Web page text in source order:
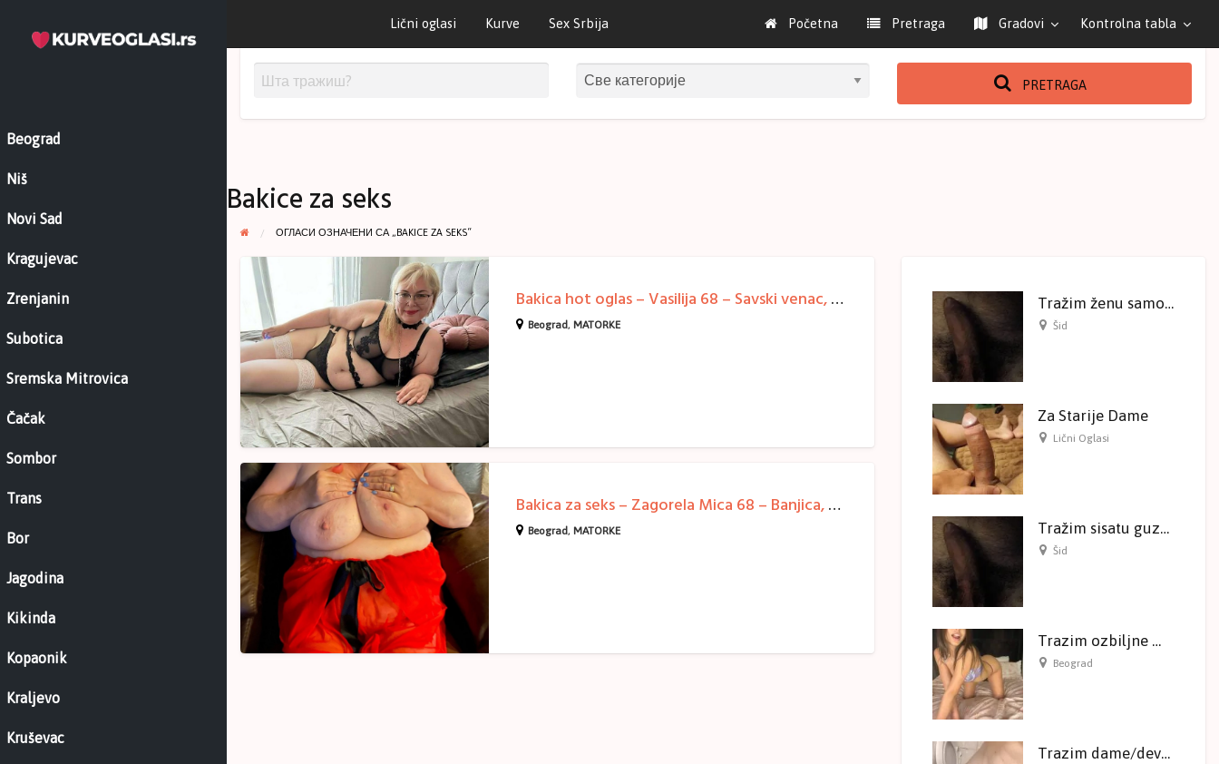
Beograd
Niš
Novi Sad
Kragujevac
Zrenjanin
Subotica
Sremska Mitrovica
Čačak
Sombor
Trans
Bor
Jagodina
Kikinda
Kopaonik
Kraljevo
Kruševac
Lični oglasi Kurve Sex Srbija Početna Pretraga Gradovi Kontrolna tabla
PRETRAGA
Bakice za seks
ОГЛАСИ ОЗНАЧЕНИ СА „BAKICE ZA SEKS“
Bakica
hot
oglas
–
Vasilija
68
–
Savski
venac,
Beograd
Bakica hot oglas – Vasilija 68 – Savski venac, Beograd
Beograd, MATORKE
Bakica
za
seks
–
Zagorela
Mica
68
–
Banjica,
Bakica za seks – Zagorela Mica 68 – Banjica, Beograd
Beograd, MATORKE
Tražim ženu samo ozbiljne ponude
Šid
Za Starije Dame
Lični Oglasi
Tražim sisatu guzatu Mamu I Ceru
Šid
Trazim ozbiljne muskarce za saradnju
Beograd
Trazim dame/devojke za sex